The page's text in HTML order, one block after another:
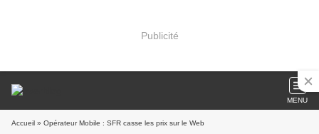
Publicité
MENU
Accueil » Opérateur Mobile : SFR casse les prix sur le Web